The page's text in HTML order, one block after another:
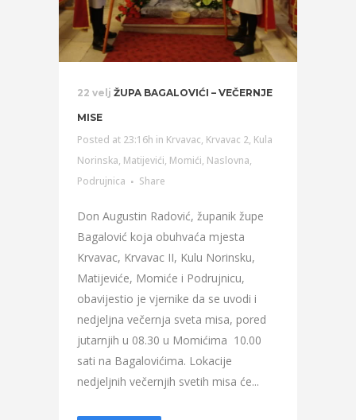
22 velj ŽUPA BAGALOVIĆI – VEČERNJE
MISE
Posted at 23:16h in Krvavac, Krvavac 2, Kula
Norinska, Matijevići, Momići, Naslovna,
Podrujnica
Share
Don Augustin Radović, županik župe
Bagalović koja obuhvaća mjesta
Krvavac, Krvavac II, Kulu Norinsku,
Matijeviće, Momiće i Podrujnicu,
obavijestio je vjernike da se uvodi i
nedjeljna večernja sveta misa, pored
jutarnjih u 08.30 u Momićima 10.00
sati na Bagalovićima. Lokacije
nedjeljnih večernjih svetih misa će...